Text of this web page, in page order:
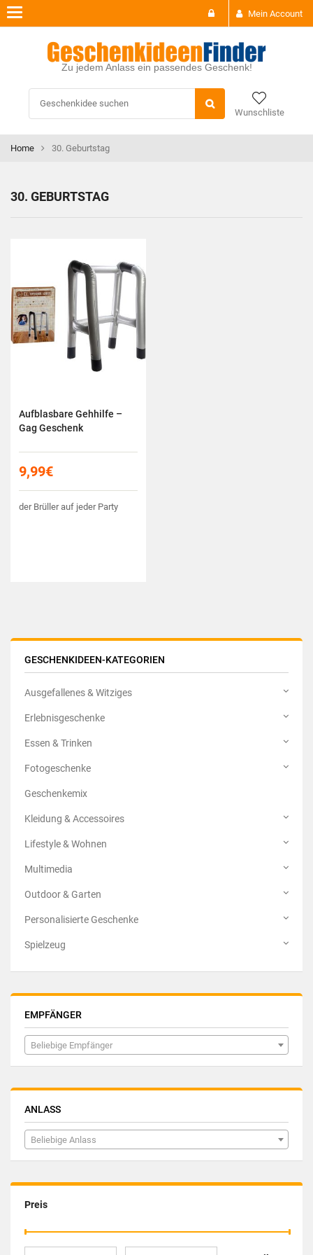
Mein Account
Zu jedem Anlass ein passendes Geschenk!
Wunschliste
Toggle
navigation
Home 30. Geburtstag
GESCHENKIDEEN-KATEGORIEN
Ausgefallenes & Witziges
Erlebnisgeschenke
Essen & Trinken
Fotogeschenke
Geschenkemix
Kleidung & Accessoires
Lifestyle & Wohnen
Multimedia
Outdoor & Garten
Personalisierte Geschenke
Spielzeug
EMPFÄNGER
Beliebige Empfänger
ANLASS
Beliebige Anlass
Preis
30. GEBURTSTAG
Aufblasbare Gehhilfe –
Gag Geschenk
9,99€
der Brüller auf jeder Party